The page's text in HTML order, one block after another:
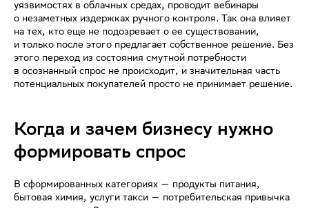
уязвимостях в облачных средах, проводит вебинары
о незаметных издержках ручного контроля. Так она влияет
на тех, кто еще не подозревает о ее существовании,
и только после этого предлагает собственное решение. Без
этого переход из состояния смутной потребности
в осознанный спрос не происходит, и значительная часть
потенциальных покупателей просто не принимает решение.
Когда и зачем бизнесу нужно
формировать спрос
В сформированных категориях — продукты питания,
бытовая химия, услуги такси — потребительская привычка